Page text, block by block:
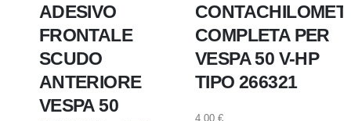
ADESIVO
FRONTALE
SCUDO
ANTERIORE
VESPA 50
COMPLETA PER
VESPA 50 V-HP
TIPO 266321
4,00 €